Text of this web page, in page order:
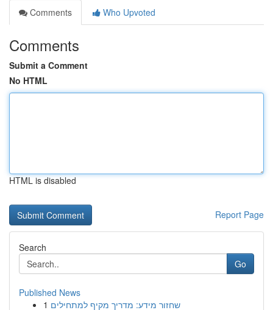
Comments
Who Upvoted
Comments
Submit a Comment
No HTML
HTML is disabled
Report Page
Search
Go
Published News
1 שחזור מידע: מדריך מקיף למתחילים